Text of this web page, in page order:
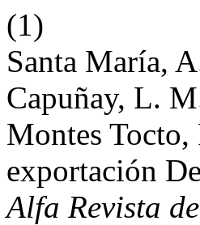
(1)
Santa María,
Capuñay, L.
Montes
exportación
Alfa Revista